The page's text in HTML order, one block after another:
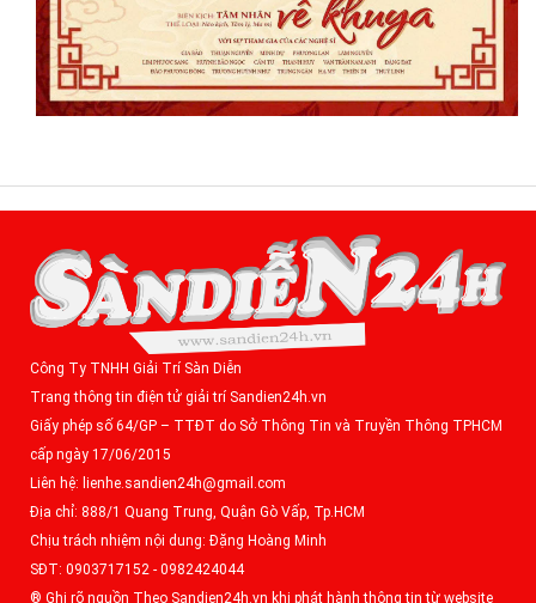
Công Ty TNHH Giải Trí Sàn Diễn
Trang thông tin điện tử giải trí Sandien24h.vn
Giấy phép số 64/GP – TTĐT do Sở Thông Tin và Truyền Thông TPHCM
cấp ngày 17/06/2015
Liên hệ: lienhe.sandien24h@gmail.com
Địa chỉ: 888/1 Quang Trung, Quận Gò Vấp, Tp.HCM
Chịu trách nhiệm nội dung: Đặng Hoàng Minh
SĐT: 0903717152 - 0982424044
® Ghi rõ nguồn Theo Sandien24h.vn khi phát hành thông tin từ website